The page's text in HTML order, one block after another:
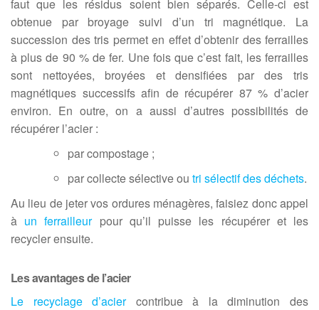
faut que les résidus soient bien séparés. Celle-ci est
obtenue par broyage suivi d’un tri magnétique. La
succession des tris permet en effet d’obtenir des ferrailles
à plus de 90 % de fer. Une fois que c’est fait, les ferrailles
sont nettoyées, broyées et densifiées par des tris
magnétiques successifs afin de récupérer 87 % d’acier
environ. En outre, on a aussi d’autres possibilités de
récupérer l’acier :
par compostage ;
par collecte sélectiveou tri sélectif des déchets.
Au lieu de jeter vos ordures ménagères,faisiez donc appel
à un ferrailleurpour qu’il puisse les récupérer et les
recycler ensuite.
Les avantages de l’acier
Le recyclage d’acier contribue à la diminution des